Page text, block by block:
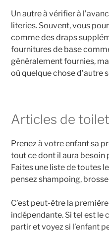
Un autre à vérifier à
literies. Souvent, vous
comme des draps
fournitures de base
généralement fournies,
où quelque chose d’autre
Articles de
Prenez à votre enfant sa
tout ce dont il aura besoin
Faites une liste de toutes
pensez shampoing,
C’est peut-être la
indépendante. Si tel est le
partir et voyez si l’enfant